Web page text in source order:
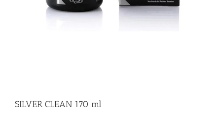
SILVER CLEAN 170 ml